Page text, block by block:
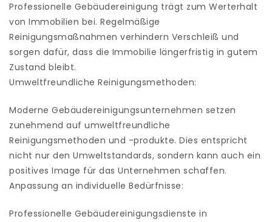
Professionelle Gebäudereinigung trägt zum Werterhalt
von Immobilien bei. Regelmäßige
Reinigungsmaßnahmen verhindern Verschleiß und
sorgen dafür, dass die Immobilie längerfristig in gutem
Zustand bleibt.
Umweltfreundliche Reinigungsmethoden:
Moderne Gebäudereinigungsunternehmen setzen
zunehmend auf umweltfreundliche
Reinigungsmethoden und -produkte. Dies entspricht
nicht nur den Umweltstandards, sondern kann auch ein
positives Image für das Unternehmen schaffen.
Anpassung an individuelle Bedürfnisse:
Professionelle Gebäudereinigungsdienste in